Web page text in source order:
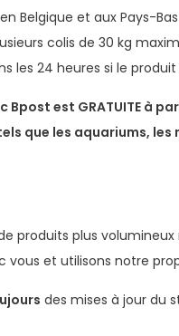
Belgique et aux Pays-
colis de 30 kg
les 24 heures si le
Bpost est GRATUITE à
que les aquariums,
produits plus
vous et utilisons notre
des mises à jour du